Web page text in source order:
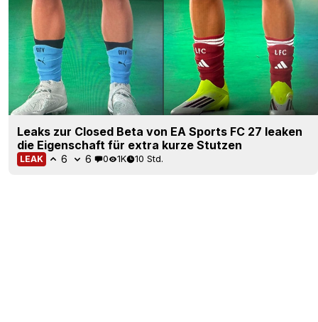
Leaks zur Closed Beta von EA Sports FC 27 leaken
die Eigenschaft für extra kurze Stutzen
LEAK 6 6 0 1K 10 Std.